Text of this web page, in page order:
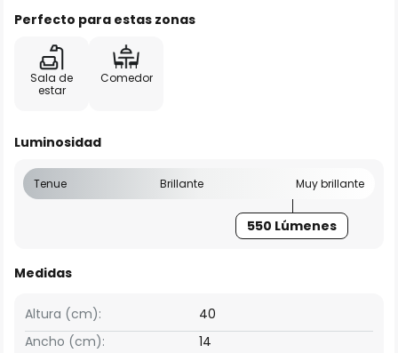
Perfecto para estas zonas
Sala de
estar
Comedor
Luminosidad
Tenue Brillante Muy brillante
550 Lúmenes
Medidas
Ancho (cm): 14
Altura (cm): 40